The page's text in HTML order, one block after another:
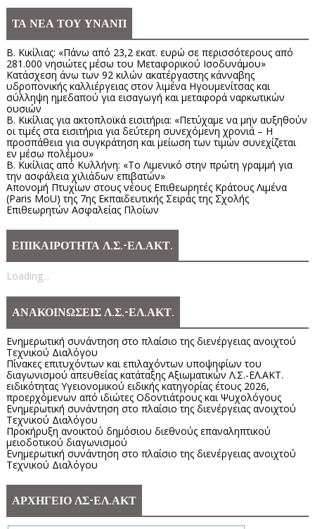
ΤΑ ΝΕΑ ΤΟΥ ΥΝΑΝΠ
Β. Κικίλιας: «Πάνω από 23,2 εκατ. ευρώ σε περισσότερους από
281.000 νησιώτες μέσω του Μεταφορικού Ισοδυνάμου»
Κατάσχεση άνω των 92 κιλών ακατέργαστης κάνναβης
υδροπονικής καλλιέργειας στον λιμένα Ηγουμενίτσας και
σύλληψη ημεδαπού για εισαγωγή και μεταφορά ναρκωτικών
ουσιών
Β. Κικίλιας για ακτοπλοϊκά εισιτήρια: «Πετύχαμε να μην αυξηθούν
οι τιμές στα εισιτήρια για δεύτερη συνεχόμενη χρονιά – Η
προσπάθεια για συγκράτηση και μείωση των τιμών συνεχίζεται
εν μέσω πολέμου»
Β. Κικίλιας από Κυλλήνη: «Το Λιμενικό στην πρώτη γραμμή για
την ασφάλεια χιλιάδων επιβατών»
Απονομή Πτυχίων στους νέους Επιθεωρητές Κράτους Λιμένα
(Paris MoU) της 7ης Εκπαιδευτικής Σειράς της Σχολής
Επιθεωρητών Ασφαλείας Πλοίων
ΕΠΙΚΑΙΡΟΤΗΤΑ Λ.Σ.-ΕΛ.ΑΚΤ.
Loading...
ΑΝΑΚΟΙΝΩΣΕΙΣ Λ.Σ.-ΕΛ.ΑΚΤ.
Ενημερωτική συνάντηση στο πλαίσιο της διενέργειας ανοιχτού
Τεχνικού Διαλόγου
Πίνακες επιτυχόντων και επιλαχόντων υποψηφίων του
διαγωνισμού απευθείας κατάταξης Αξιωματικών Λ.Σ.-ΕΛ.ΑΚΤ.
ειδικότητας Υγειονομικού ειδικής κατηγορίας έτους 2026,
προερχόμενων από ιδιώτες Οδοντιάτρους και Ψυχολόγους
Ενημερωτική συνάντηση στο πλαίσιο της διενέργειας ανοιχτού
Τεχνικού Διαλόγου
Προκήρυξη ανοικτού δημόσιου διεθνούς επαναληπτικού
μειοδοτικού διαγωνισμού
Ενημερωτική συνάντηση στο πλαίσιο της διενέργειας ανοιχτού
Τεχνικού Διαλόγου
ΑΡΧΗΓΕΙΟ ΛΣ-ΕΛ.ΑΚΤ